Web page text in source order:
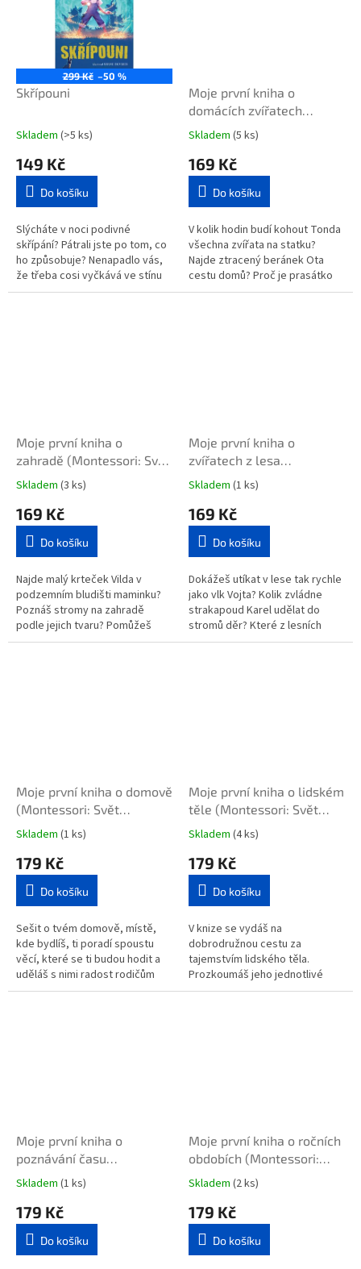
299 Kč –50 %
Skřípouni
Skladem (>5 ks)
149 Kč
Do košíku
Slýcháte v noci podivné
skřípání? Pátrali jste po tom, co
ho způsobuje? Nenapadlo vás,
že třeba cosi vyčkává ve stínu
pod postelí a skrývá se před
Moje první kniha o
domácích zvířatech
(Montessori: Svět
úspěchů)
Skladem (5 ks)
169 Kč
Do košíku
V kolik hodin budí kohout Tonda
všechna zvířata na statku?
Najde ztracený beránek Ota
cestu domů? Proč je prasátko
Matěj takový nešika? Cvičení a
Moje první kniha o
zahradě (Montessori: Svět
úspěchů)
Skladem (3 ks)
169 Kč
Do košíku
Najde malý krteček Vilda v
podzemním bludišti maminku?
Poznáš stromy na zahradě
podle jejich tvaru? Pomůžeš
pavoučkovi Hugovi s pletením
Moje první kniha o
zvířatech z lesa
(Montessori: Svět
úspěchů)
Skladem (1 ks)
169 Kč
Do košíku
Dokážeš utíkat v lese tak rychle
jako vlk Vojta? Kolik zvládne
strakapoud Karel udělat do
stromů děr? Které z lesních
zvířat má nejdelší ocas? Cvičení
Moje první kniha o domově
(Montessori: Svět
úspěchů)
Skladem (1 ks)
179 Kč
Do košíku
Sešit o tvém domově, místě,
kde bydlíš, ti poradí spoustu
věcí, které se ti budou hodit a
uděláš s nimi radost rodičům
nebo babičce či dědovi. Jsou to
Moje první kniha o lidském
těle (Montessori: Svět
úspěchů)
Skladem (4 ks)
179 Kč
Do košíku
V knize se vydáš na
dobrodružnou cestu za
tajemstvím lidského těla.
Prozkoumáš jeho jednotlivé
části, dozvíš se, jak fungují
Moje první kniha o
poznávání času
(Montessori: Svět
úspěchů)
Skladem (1 ks)
179 Kč
Do košíku
Moje první kniha o ročních
obdobích (Montessori:
Svět úspěchů)
Skladem (2 ks)
179 Kč
Do košíku